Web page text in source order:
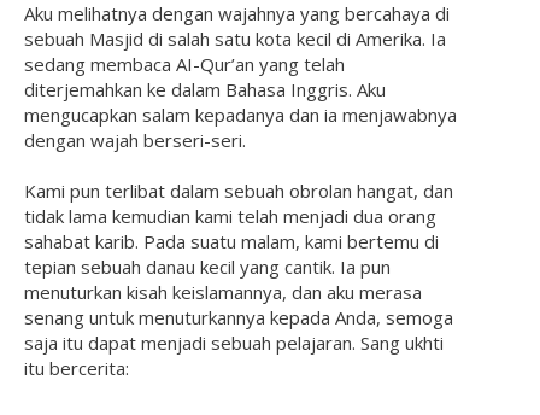
Aku melihatnya dengan wajahnya yang bercahaya di
sebuah Masjid di salah satu kota kecil di Amerika. Ia
sedang membaca AI-Qur’an yang telah
diterjemahkan ke dalam Bahasa Inggris. Aku
mengucapkan salam kepadanya dan ia menjawabnya
dengan wajah berseri-seri.
Kami pun terlibat dalam sebuah obrolan hangat, dan
tidak lama kemudian kami telah menjadi dua orang
sahabat karib. Pada suatu malam, kami bertemu di
tepian sebuah danau kecil yang cantik. Ia pun
menuturkan kisah keislamannya, dan aku merasa
senang untuk menuturkannya kepada Anda, semoga
saja itu dapat menjadi sebuah pelajaran. Sang ukhti
itu bercerita: